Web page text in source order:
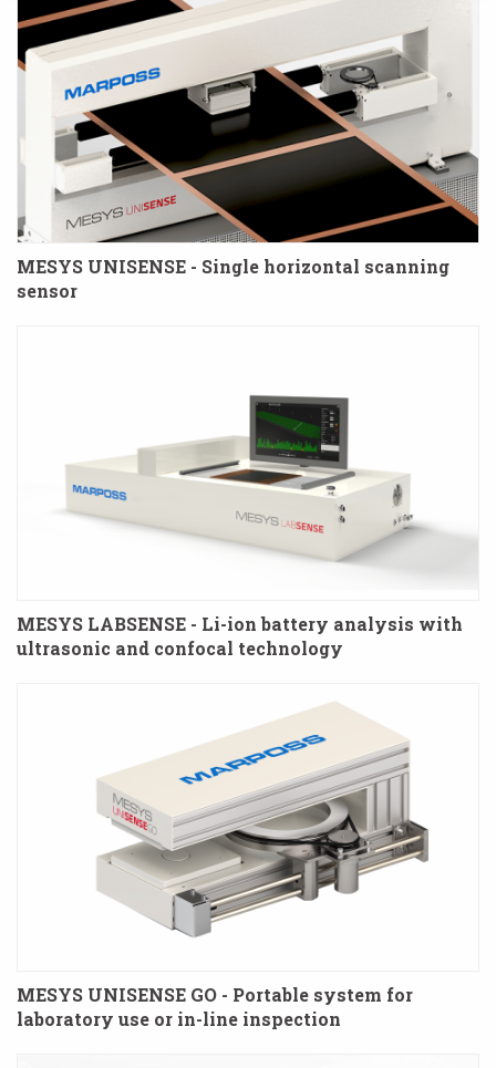
MESYS UNISENSE - Single horizontal scanning
sensor
MESYS LABSENSE - Li-ion battery analysis with
ultrasonic and confocal technology
MESYS UNISENSE GO - Portable system for
laboratory use or in-line inspection